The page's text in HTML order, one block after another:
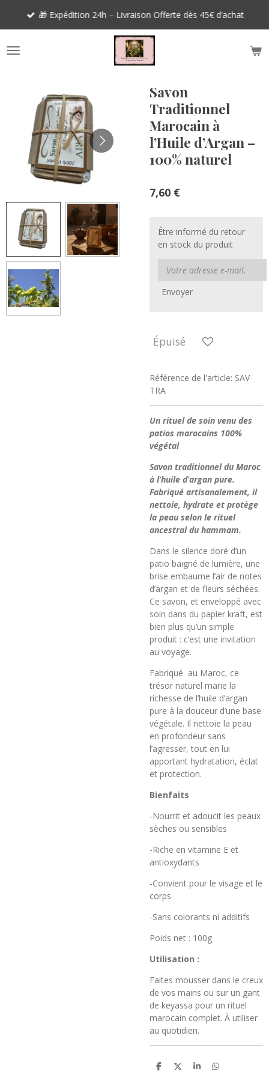
Passer
principal
🎁 Expédition 24h – Livraison Offerte dès 45€ d’achat
Savon
Traditionnel
Marocain à
l’Huile d’Argan –
100% naturel
7,60 €
Être informé du retour
en stock du produit
Envoyer
Épuisé
Référence de l'article: SAV-
TRA
Un rituel de soin venu des
patios marocains 100%
végétal
Savon traditionnel du Maroc
à l’huile d’argan pure.
Fabriqué artisanalement, il
nettoie, hydrate et protège
la peau selon le rituel
ancestral du hammam.
Dans le silence doré d’un
patio baigné de lumière, une
brise embaume l’air de notes
d’argan et de fleurs séchées.
Ce savon, et enveloppé avec
soin dans du papier kraft, est
bien plus qu’un simple
produit : c’est une invitation
au voyage.
Fabriqué au Maroc, ce
trésor naturel marie la
richesse de l’huile d’argan
pure à la douceur d’une base
végétale. Il nettoie la peau
en profondeur sans
l’agresser, tout en lui
apportant hydratation, éclat
et protection.
Bienfaits
-Nourrit et adoucit les peaux
sèches ou sensibles
-Riche en vitamine E et
antioxydants
-Convient pour le visage et le
corps
-Sans colorants ni additifs
Poids net : 100g
Utilisation :
Faites mousser dans le creux
de vos mains ou sur un gant
de keyassa pour un rituel
marocain complet. À utiliser
au quotidien.
P
P
P
P